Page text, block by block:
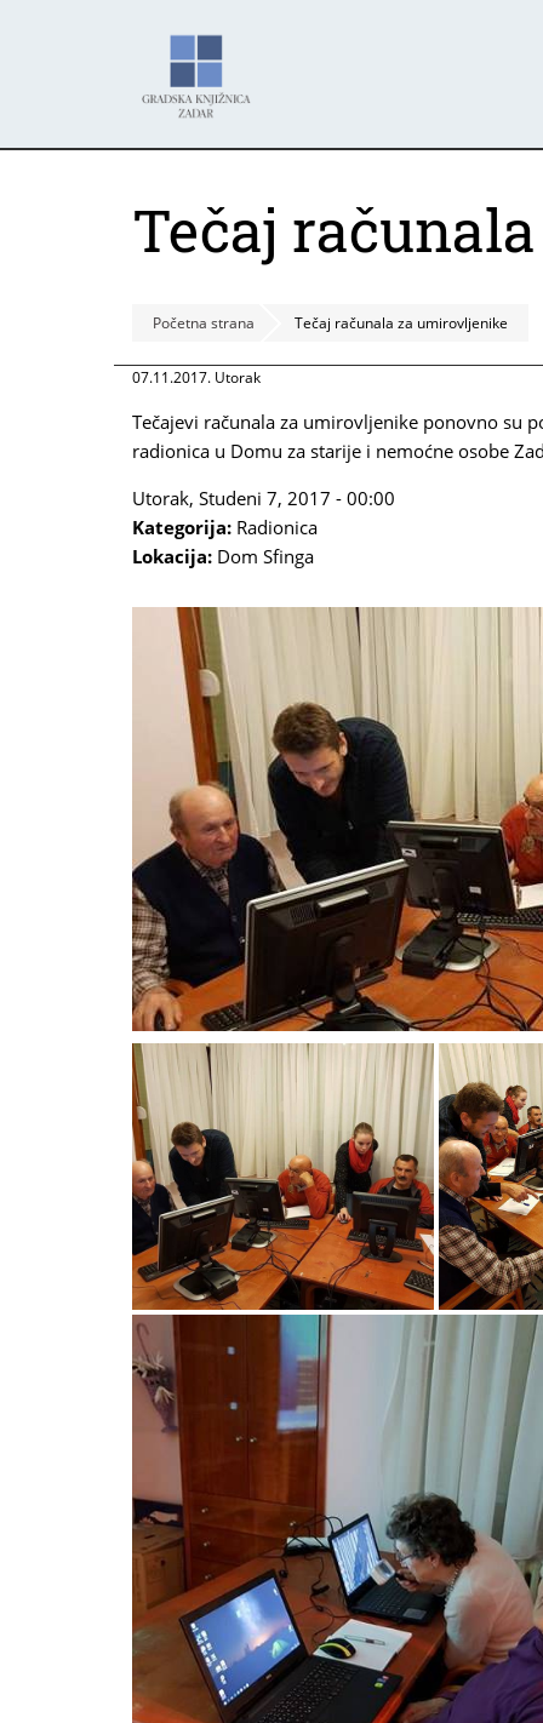
Tečaj
Početna strana Tečaj računala za umirovljenike
07.11.2017. Utorak
Tečajevi računala za umirovljenike ponovno su
radionica u Domu za starije i nemoćne osobe
Utorak, Studeni 7, 2017 - 00:00
Kategorija: Radionica
Lokacija: Dom Sfinga